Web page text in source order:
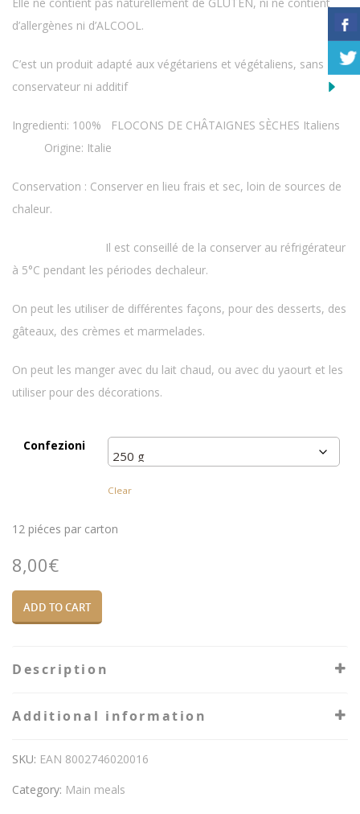
Elle ne contient pas naturellement de GLUTEN, ni ne contient
d’allergènes ni d’ALCOOL.
C’est un produit adapté aux végétariens et végétaliens, sans
conservateur ni additif
Ingredienti: 100%
FLOCONS DE CHÂTAIGNES SÈCHES Italiens
Origine: Italie
Conservation : Conserver en lieu frais et sec, loin de sources de
chaleur.
Il est conseillé de la conserver au réfrigérateur
à 5°C pendant les périodes dechaleur.
On peut les utiliser de différentes façons, pour des desserts, des
gâteaux, des crèmes et marmelades.
On peut les manger avec du lait chaud, ou avec du yaourt et les
utiliser pour des décorations.
Confezioni
Clear
12 piéces par carton
8,00€
ADD TO CART
Description
Additional information
SKU: EAN 8002746020016
Category: Main meals